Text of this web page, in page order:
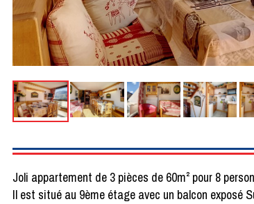
Joli appartement de 3 pièces de 60m² pour 8
Il est situé au 9ème étage avec un balcon exposé